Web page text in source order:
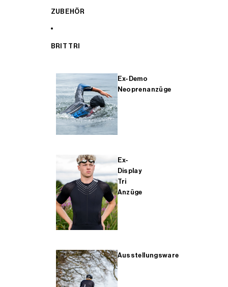
ZUBEHÖR
BRIT TRI
Ex-Demo
Neoprenanzüge
Ex-
Display
Tri
Anzüge
Ausstellungsware